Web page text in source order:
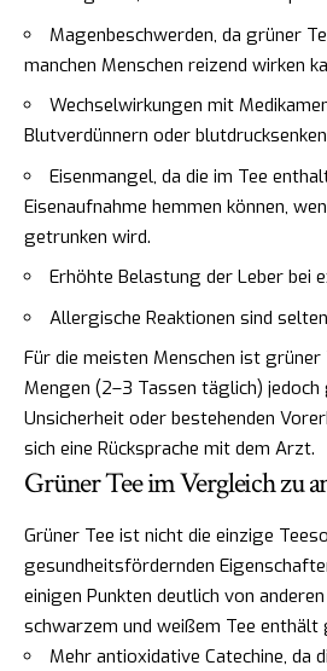
Magenbeschwerden, da grüner
manchen Menschen reizend wirken
Wechselwirkungen mit
Blutverdünnern oder
Eisenmangel, da die im Tee
Eisenaufnahme hemmen können,
getrunken wird.
Erhöhte Belastung der Leber bei
Allergische Reaktionen sind
Für die meisten Menschen ist grüner
Mengen (2–3 Tassen täglich)
Unsicherheit oder bestehenden
sich eine Rücksprache mit dem Arzt.
Grüner Tee im Vergleich zu
Grüner Tee ist nicht die einzige
gesundheitsfördernden
einigen Punkten deutlich von
schwarzem und weißem Tee enthält
Mehr antioxidative Catechine, da